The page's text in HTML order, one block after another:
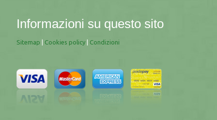
Informazioni su questo sito
Sitemap Cookies policy| Condizioni